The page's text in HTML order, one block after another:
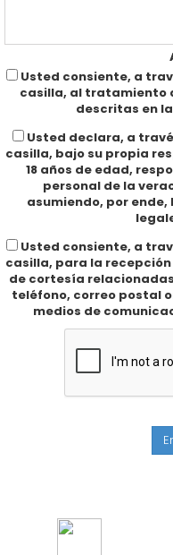
Usted consiente, a
casilla, al tratamiento
descritas en
Usted declara, a
casilla, bajo su propia
18 años de edad,
personal de la
asumiendo, por
Usted consiente, a
casilla, para la
de cortesía
teléfono, correo postal
medios de